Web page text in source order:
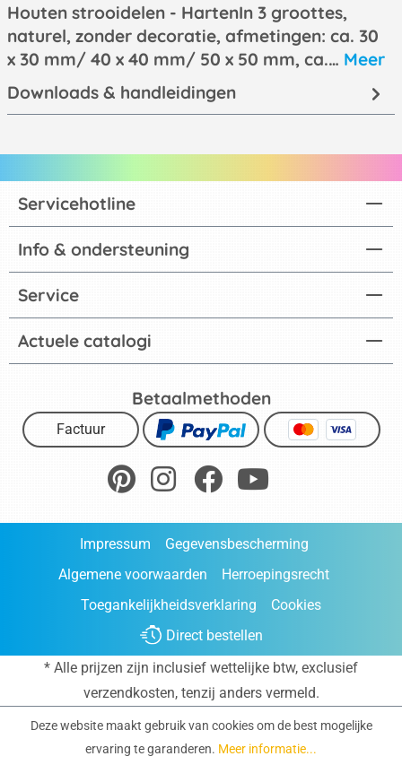
Houten strooidelen - HartenIn 3 groottes,
naturel, zonder decoratie, afmetingen: ca. 30
x 30 mm/ 40 x 40 mm/ 50 x 50 mm, ca.… Meer
Downloads & handleidingen
Actuele catalogi
Servicehotline
Info & ondersteuning
Service
Betaalmethoden
Factuur
Impressum
Gegevensbescherming
Algemene voorwaarden
Herroepingsrecht
Toegankelijkheidsverklaring
Cookies
Direct bestellen
* Alle prijzen zijn inclusief wettelijke btw, exclusief
verzendkosten, tenzij anders vermeld.
Deze website maakt gebruik van cookies om de best mogelijke
ervaring te garanderen. Meer informatie...